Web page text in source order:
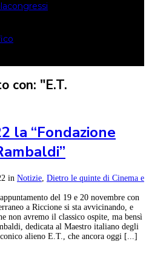
con: "E.T.
la “Fondazione
in Notizie, Dietro le quinte di Cinema e
del 19 e 20 novembre con
a Riccione si sta avvicinando, e
non avremo il classico ospite, ma bensì
dedicata al Maestro italiano degli
alieno E.T., che ancora oggi [...]